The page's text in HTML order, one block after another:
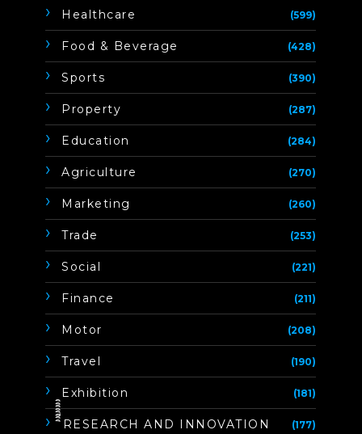
Healthcare (599)
Food & Beverage (428)
Sports (390)
Property (287)
Education (284)
Agriculture (270)
Marketing (260)
Trade (253)
Social (221)
Finance (211)
Motor (208)
Travel (190)
Exhibition (181)
ิิีิิิิิRESEARCH AND INNOVATION (177)